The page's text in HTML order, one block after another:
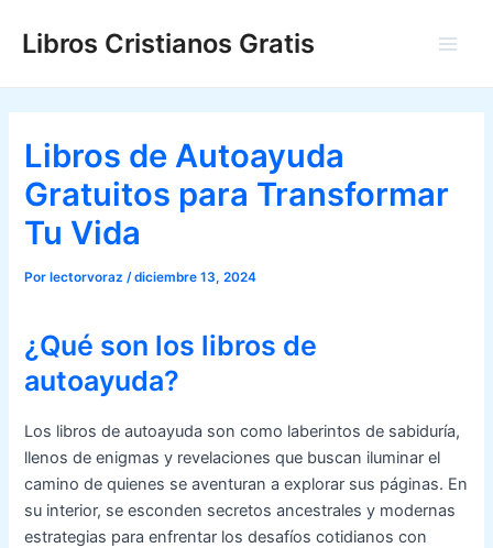
Libros Cristianos Gratis
Libros de Autoayuda
Gratuitos para Transformar
Tu Vida
Porlectorvoraz /diciembre 13, 2024
¿Qué son los libros de
autoayuda?
Los libros de autoayuda son como laberintos de sabiduría,
llenos de enigmas y revelaciones que buscan iluminar el
camino de quienes se aventuran a explorar sus páginas. En
su interior, se esconden secretos ancestrales y modernas
estrategias para enfrentar los desafíos cotidianos con